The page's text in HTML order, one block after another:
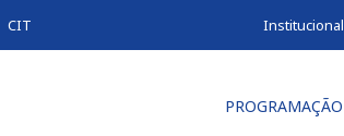
CIT Institucional
PROGRAMAÇÃO